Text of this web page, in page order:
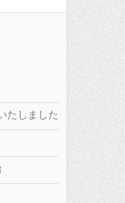
たしました